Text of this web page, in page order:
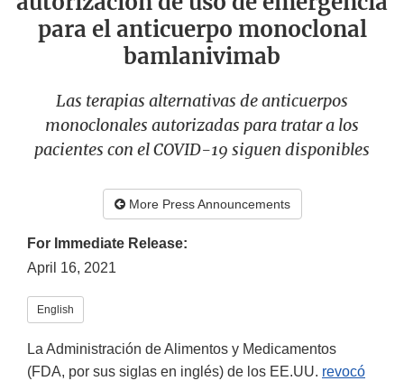
para el anticuerpo monoclonal
bamlanivimab
Las terapias alternativas de anticuerpos
monoclonales autorizadas para tratar a los
pacientes con el COVID-19 siguen disponibles
More Press Announcements
For Immediate Release:
April 16, 2021
English
La Administración de Alimentos y Medicamentos
(FDA, por sus siglas en inglés) de los EE.UU. revocó